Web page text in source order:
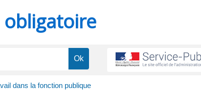
obligatoire
dans la fonction publique